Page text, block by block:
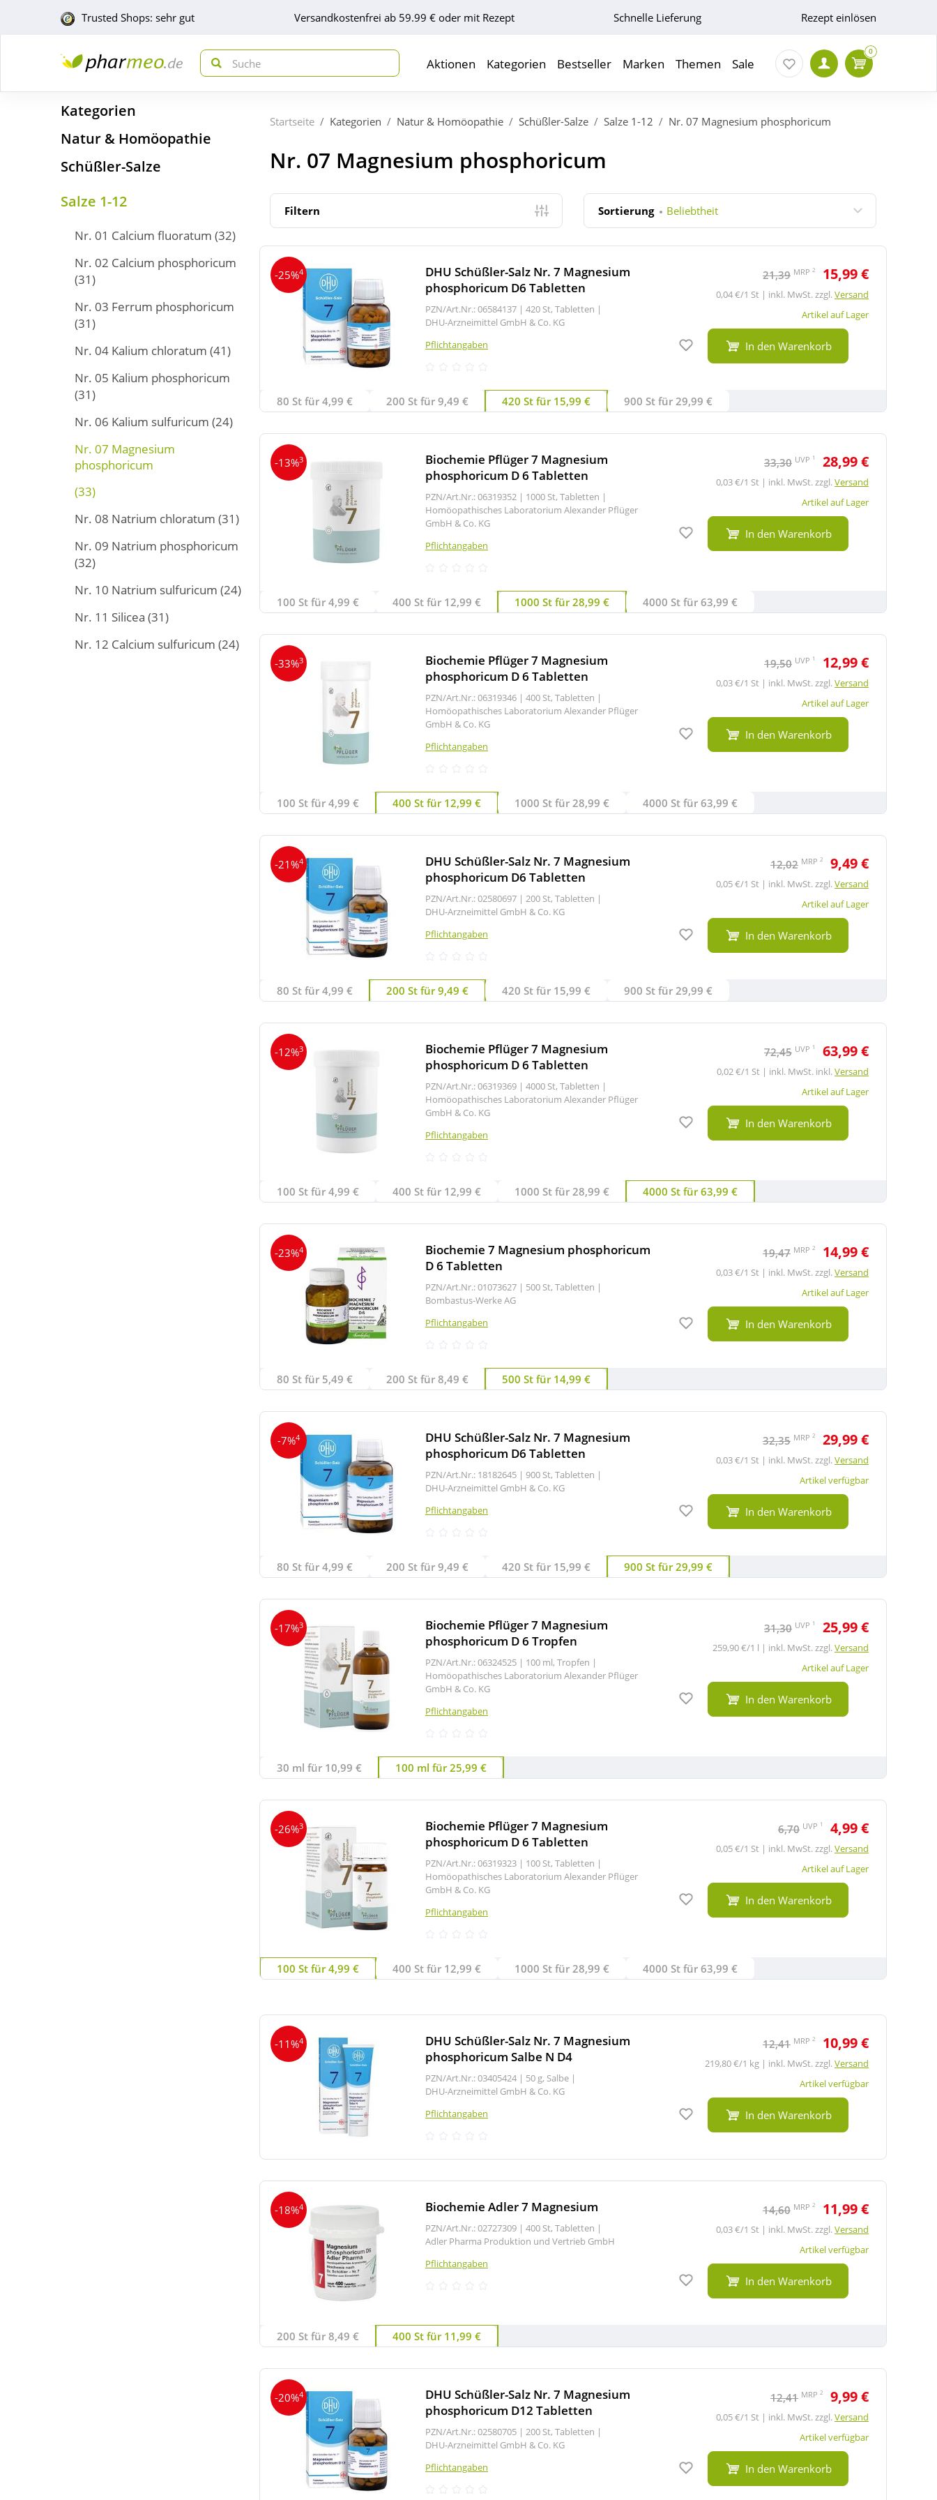
Trusted Shops: sehr gut Versandkostenfrei ab 59.99 € oder mit Rezept Schnelle Lieferung Rezept einlösen
Aktionen Kategorien Bestseller Marken Themen Sale
0
Kategorien
Natur & Homöopathie
Schüßler-Salze
Salze 1-12
Nr. 01 Calcium fluoratum (32)
Nr. 02 Calcium phosphoricum
(31)
Nr. 03 Ferrum phosphoricum
(31)
Nr. 04 Kalium chloratum (41)
Nr. 05 Kalium phosphoricum
(31)
Nr. 06 Kalium sulfuricum (24)
Nr. 07 Magnesium
phosphoricum
(33)
Nr. 08 Natrium chloratum (31)
Nr. 09 Natrium phosphoricum
(32)
Nr. 10 Natrium sulfuricum (24)
Nr. 11 Silicea (31)
Nr. 12 Calcium sulfuricum (24)
Startseite Kategorien Natur & Homöopathie Schüßler-Salze Salze 1-12 Nr. 07 Magnesium phosphoricum
Nr. 07 Magnesium phosphoricum
Filtern Sortierung Beliebtheit
-25%4
DHU Schüßler-Salz Nr. 7 Magnesium
phosphoricum D6 Tabletten
PZN/Art.Nr.: 06584137 | 420 St, Tabletten |
DHU-Arzneimittel GmbH & Co. KG
Pflichtangaben
21,39 MRP 2 15,99 €
0,04 €/1 St | inkl. MwSt. zzgl.Versand
Artikel auf Lager
Auf den Merkzettel
In den Warenkorb
80 St für 4,99 € 200 St für 9,49 € 420 St für 15,99 € 900 St für 29,99 €
-13%3
Biochemie Pflüger 7 Magnesium
phosphoricum D 6 Tabletten
PZN/Art.Nr.: 06319352 | 1000 St, Tabletten |
Homöopathisches Laboratorium Alexander Pflüger
GmbH & Co. KG
Pflichtangaben
33,30 UVP 1 28,99 €
0,03 €/1 St | inkl. MwSt. zzgl.Versand
Artikel auf Lager
Auf den Merkzettel
In den Warenkorb
100 St für 4,99 € 400 St für 12,99 € 1000 St für 28,99 € 4000 St für 63,99 €
-33%3
Biochemie Pflüger 7 Magnesium
phosphoricum D 6 Tabletten
PZN/Art.Nr.: 06319346 | 400 St, Tabletten |
Homöopathisches Laboratorium Alexander Pflüger
GmbH & Co. KG
Pflichtangaben
19,50 UVP 1 12,99 €
0,03 €/1 St | inkl. MwSt. zzgl.Versand
Artikel auf Lager
Auf den Merkzettel
In den Warenkorb
100 St für 4,99 € 400 St für 12,99 € 1000 St für 28,99 € 4000 St für 63,99 €
-21%4
DHU Schüßler-Salz Nr. 7 Magnesium
phosphoricum D6 Tabletten
PZN/Art.Nr.: 02580697 | 200 St, Tabletten |
DHU-Arzneimittel GmbH & Co. KG
Pflichtangaben
12,02 MRP 2 9,49 €
0,05 €/1 St | inkl. MwSt. zzgl.Versand
Artikel auf Lager
Auf den Merkzettel
In den Warenkorb
80 St für 4,99 € 200 St für 9,49 € 420 St für 15,99 € 900 St für 29,99 €
-12%3
Biochemie Pflüger 7 Magnesium
phosphoricum D 6 Tabletten
PZN/Art.Nr.: 06319369 | 4000 St, Tabletten |
Homöopathisches Laboratorium Alexander Pflüger
GmbH & Co. KG
Pflichtangaben
72,45 UVP 1 63,99 €
0,02 €/1 St | inkl. MwSt. inkl.Versand
Artikel auf Lager
Auf den Merkzettel
In den Warenkorb
100 St für 4,99 € 400 St für 12,99 € 1000 St für 28,99 € 4000 St für 63,99 €
-23%4
Biochemie 7 Magnesium phosphoricum
D 6 Tabletten
PZN/Art.Nr.: 01073627 | 500 St, Tabletten |
Bombastus-Werke AG
Pflichtangaben
19,47 MRP 2 14,99 €
0,03 €/1 St | inkl. MwSt. zzgl.Versand
Artikel auf Lager
Auf den Merkzettel
In den Warenkorb
80 St für 5,49 € 200 St für 8,49 € 500 St für 14,99 €
-7%4
DHU Schüßler-Salz Nr. 7 Magnesium
phosphoricum D6 Tabletten
PZN/Art.Nr.: 18182645 | 900 St, Tabletten |
DHU-Arzneimittel GmbH & Co. KG
Pflichtangaben
32,35 MRP 2 29,99 €
0,03 €/1 St | inkl. MwSt. zzgl.Versand
Artikel verfügbar
Auf den Merkzettel
In den Warenkorb
80 St für 4,99 € 200 St für 9,49 € 420 St für 15,99 € 900 St für 29,99 €
-17%3
Biochemie Pflüger 7 Magnesium
phosphoricum D 6 Tropfen
PZN/Art.Nr.: 06324525 | 100 ml, Tropfen |
Homöopathisches Laboratorium Alexander Pflüger
GmbH & Co. KG
Pflichtangaben
31,30 UVP 1 25,99 €
259,90 €/1 l | inkl. MwSt. zzgl.Versand
Artikel auf Lager
Auf den Merkzettel
In den Warenkorb
30 ml für 10,99 € 100 ml für 25,99 €
-26%3
Biochemie Pflüger 7 Magnesium
phosphoricum D 6 Tabletten
PZN/Art.Nr.: 06319323 | 100 St, Tabletten |
Homöopathisches Laboratorium Alexander Pflüger
GmbH & Co. KG
Pflichtangaben
6,70 UVP 1 4,99 €
0,05 €/1 St | inkl. MwSt. zzgl.Versand
Artikel auf Lager
Auf den Merkzettel
In den Warenkorb
100 St für 4,99 € 400 St für 12,99 € 1000 St für 28,99 € 4000 St für 63,99 €
-11%4
DHU Schüßler-Salz Nr. 7 Magnesium
phosphoricum Salbe N D4
PZN/Art.Nr.: 03405424 | 50 g, Salbe |
DHU-Arzneimittel GmbH & Co. KG
Pflichtangaben
12,41 MRP 2 10,99 €
219,80 €/1 kg | inkl. MwSt. zzgl.Versand
Artikel verfügbar
Auf den Merkzettel
In den Warenkorb
-18%4 Biochemie Adler 7 Magnesium
PZN/Art.Nr.: 02727309 | 400 St, Tabletten |
Adler Pharma Produktion und Vertrieb GmbH
Pflichtangaben
14,60 MRP 2 11,99 €
0,03 €/1 St | inkl. MwSt. zzgl.Versand
Artikel verfügbar
Auf den Merkzettel
In den Warenkorb
200 St für 8,49 € 400 St für 11,99 €
-20%4
DHU Schüßler-Salz Nr. 7 Magnesium
phosphoricum D12 Tabletten
PZN/Art.Nr.: 02580705 | 200 St, Tabletten |
DHU-Arzneimittel GmbH & Co. KG
Pflichtangaben
12,41 MRP 2 9,99 €
0,05 €/1 St | inkl. MwSt. zzgl.Versand
Artikel verfügbar
Auf den Merkzettel
In den Warenkorb